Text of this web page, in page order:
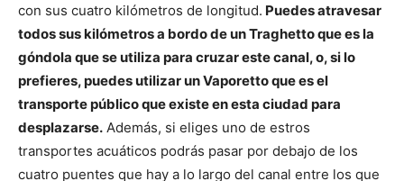
con sus cuatro kilómetros de longitud. Puedes atravesar
todos sus kilómetros a bordo de un Traghetto que es la
góndola que se utiliza para cruzar este canal, o, si lo
prefieres, puedes utilizar un Vaporetto que es el
transporte público que existe en esta ciudad para
desplazarse. Además, si eliges uno de estros
transportes acuáticos podrás pasar por debajo de los
cuatro puentes que hay a lo largo del canal entre los que